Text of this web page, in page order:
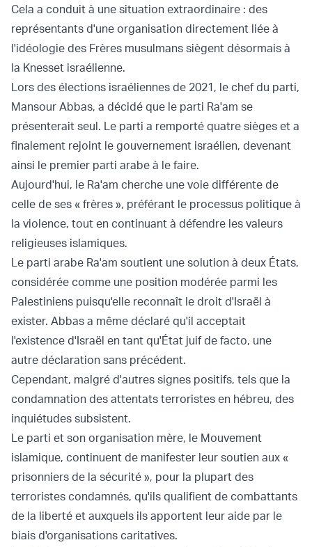
Cela a conduit à une situation extraordinaire : des
représentants d'une organisation directement liée à
l'idéologie des Frères musulmans siègent désormais à
la Knesset israélienne.
Lors des élections israéliennes de 2021, le chef du parti,
Mansour Abbas, a décidé que le parti Ra'am se
présenterait seul. Le parti a remporté quatre sièges et a
finalement rejoint le gouvernement israélien, devenant
ainsi le premier parti arabe à le faire.
Aujourd'hui, le Ra'am cherche une voie différente de
celle de ses « frères », préférant le processus politique à
la violence, tout en continuant à défendre les valeurs
religieuses islamiques.
Le parti arabe Ra'am soutient une solution à deux États,
considérée comme une position modérée parmi les
Palestiniens puisqu'elle reconnaît le droit d'Israël à
exister. Abbas a même déclaré qu'il acceptait
l'existence d'Israël en tant qu'État juif de facto, une
autre déclaration sans précédent.
Cependant, malgré d'autres signes positifs, tels que la
condamnation des attentats terroristes en hébreu, des
inquiétudes subsistent.
Le parti et son organisation mère, le Mouvement
islamique, continuent de manifester leur soutien aux «
prisonniers de la sécurité », pour la plupart des
terroristes condamnés, qu'ils qualifient de combattants
de la liberté et auxquels ils apportent leur aide par le
biais d'organisations caritatives.